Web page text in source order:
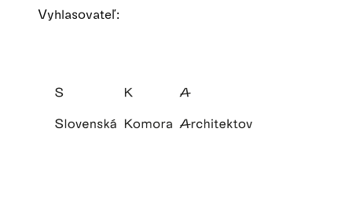
Vyhlasovateľ: